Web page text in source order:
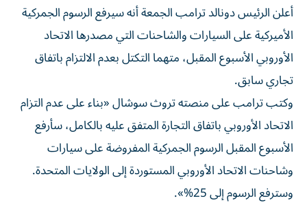
أعلن الرئيس دونالد ترامب الجمعة أنه سيرفع الرسوم الجمركية
الأميركية على السيارات والشاحنات التي مصدرها الاتحاد
الأوروبي الأسبوع المقبل، متهما التكتل بعدم الالتزام باتفاق
تجاري سابق.
وكتب ترامب على منصته تروث سوشال «بناء على عدم التزام
الاتحاد الأوروبي باتفاق التجارة المتفق عليه بالكامل، سأرفع
الأسبوع المقبل الرسوم الجمركية المفروضة على سيارات
وشاحنات الاتحاد الأوروبي المستوردة إلى الولايات المتحدة.
وسترفع الرسوم إلى 25%».